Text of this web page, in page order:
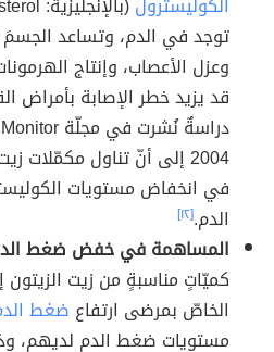
توجد في الدم، وتساعد الجسمَ
وعزل الأعصاب، وإنتاج
قد يزيد خطر الإصابة بأمراض
2004 إلى أنّ تناول مكمّلات
في انخفاض مستويات
الدم.[١٢]
المساهمة في خفض ضغط
كميّاتٍ مناسبةٍ من زيت الزيتون
الخاصّ بمرضى ارتفاع ضغط
مستويات ضغط الدم لديهم،